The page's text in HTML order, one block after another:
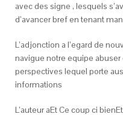
avec des signe , lesquels
d’avancer bref en tenant
L’adjonction a l’egard de
navigue notre equipe
perspectives lequel porte
informations
L’auteur aEt Ce coup ci